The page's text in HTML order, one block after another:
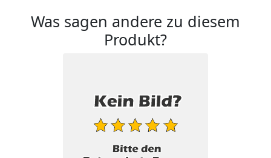
Was sagen andere zu diesem
Produkt?